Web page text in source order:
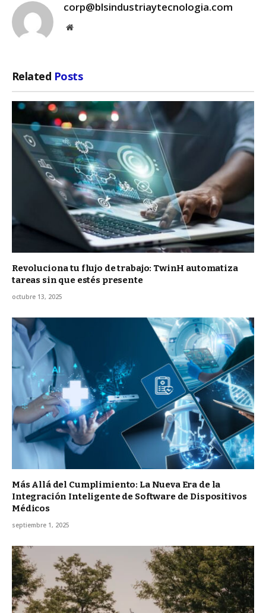
corp@blsindustriaytecnologia.com
Website
Related Posts
Revoluciona tu flujo de trabajo: TwinH automatiza
tareas sin que estés presente
octubre 13, 2025
Más Allá del Cumplimiento: La Nueva Era de la
Integración Inteligente de Software de Dispositivos
Médicos
septiembre 1, 2025